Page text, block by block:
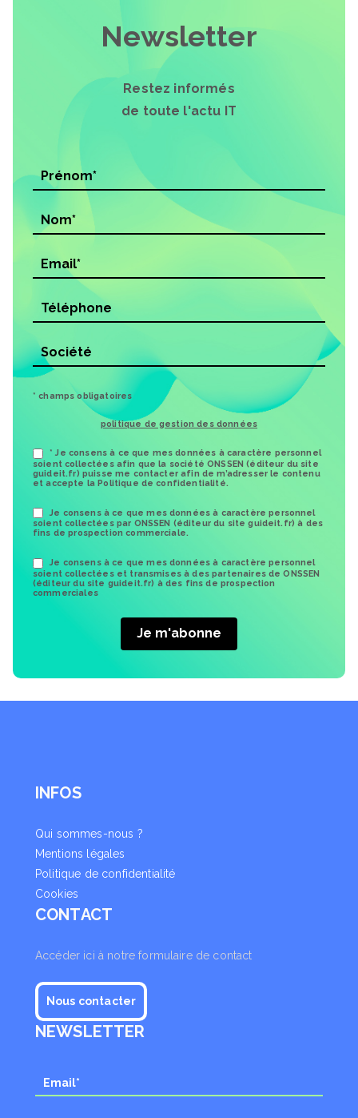
Newsletter
Restez informés
de toute l'actu IT
* champs obligatoires
politique de gestion des données
* Je consens à ce que mes données à caractère personnel
soient collectées afin que la société ONSSEN (éditeur du site
guideit.fr) puisse me contacter afin de m’adresser le contenu
et accepte la Politique de confidentialité.
Je consens à ce que mes données à caractère personnel
soient collectées par ONSSEN (éditeur du site guideit.fr) à des
fins de prospection commerciale.
Je consens à ce que mes données à caractère personnel
soient collectées et transmises à des partenaires de ONSSEN
(éditeur du site guideit.fr) à des fins de prospection
commerciales
INFOS
Qui sommes-nous ?
Mentions légales
Politique de confidentialité
Cookies
CONTACT
Accéder ici à notre formulaire de contact
Nous contacter
NEWSLETTER